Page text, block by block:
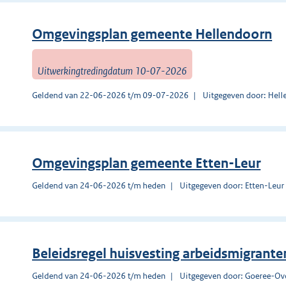
Omgevingsplan gemeente Hellendoorn
Uitwerkingtredingdatum 10-07-2026
Geldend van 22-06-2026 t/m 09-07-2026 Uitgegeven door:
Omgevingsplan gemeente Etten-Leur
Geldend van 24-06-2026 t/m heden Uitgegeven door: Etten-Leur
Beleidsregel huisvesting
Geldend van 24-06-2026 t/m heden Uitgegeven door: Goeree-